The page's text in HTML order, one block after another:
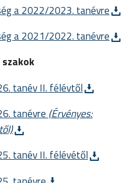
a 2022/2023. tanévre
a 2021/2022. tanévre
tanév II. félévtől
tanévre (Érvényes:
tanév II. félévétől